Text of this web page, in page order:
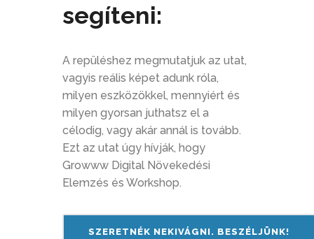
segíteni:
A repüléshez megmutatjuk az utat,
vagyis reális képet adunk róla,
milyen eszközökkel, mennyiért és
milyen gyorsan juthatsz el a
célodig, vagy akár annál is tovább.
Ezt az utat úgy hívják, hogy
Growww Digital Növekedési
Elemzés és Workshop.
SZERETNÉK NEKIVÁGNI. BESZÉLJÜNK!